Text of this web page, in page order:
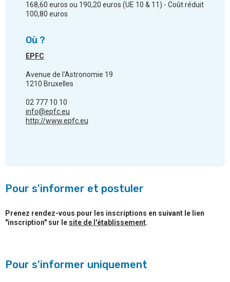
168,60 euros ou 190,20 euros (UE 10 & 11) - Coût réduit
100,80 euros
Où ?
EPFC
Avenue de l'Astronomie 19
1210 Bruxelles
02 777 10 10
info@epfc.eu
http://www.epfc.eu
Pour s'informer et postuler
Prenez rendez-vous pour les inscriptions en suivant le lien
"inscription" sur le site de l'établissement.
Pour s'informer uniquement